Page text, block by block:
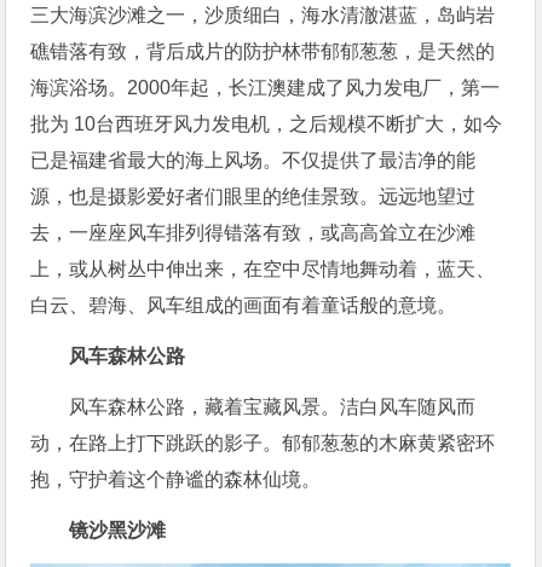
三大海滨沙滩之一，沙质细白，海水清澈湛蓝，岛屿岩
礁错落有致，背后成片的防护林带郁郁葱葱，是天然的
海滨浴场。2000年起，长江澳建成了风力发电厂，第一
批为 10台西班牙风力发电机，之后规模不断扩大，如今
已是福建省最大的海上风场。不仅提供了最洁净的能
源，也是摄影爱好者们眼里的绝佳景致。远远地望过
去，一座座风车排列得错落有致，或高高耸立在沙滩
上，或从树丛中伸出来，在空中尽情地舞动着，蓝天、
白云、碧海、风车组成的画面有着童话般的意境。
风车森林公路
风车森林公路，藏着宝藏风景。洁白风车随风而
动，在路上打下跳跃的影子。郁郁葱葱的木麻黄紧密环
抱，守护着这个静谧的森林仙境。
镜沙黑沙滩